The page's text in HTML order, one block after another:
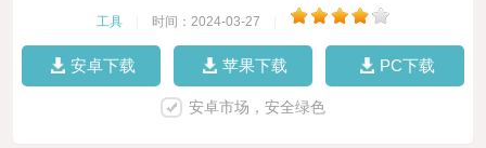
工具 时间：2024-03-27
安卓下载 苹果下载 PC下载
安卓市场，安全绿色